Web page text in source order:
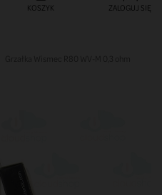
KOSZYK ZALOGUJ SIĘ